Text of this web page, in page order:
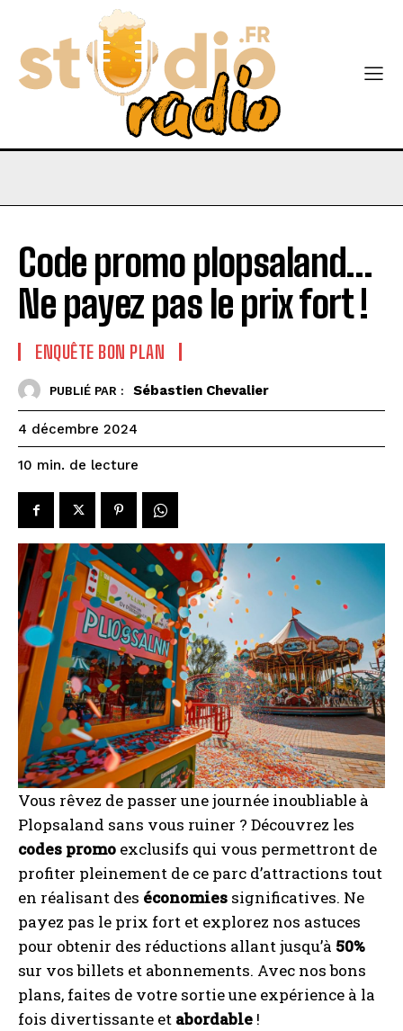
Code promo plopsaland…
Ne payez pas le prix fort !
ENQUÊTE BON PLAN
PUBLIÉ PAR : Sébastien Chevalier
4 décembre 2024
10 min. de lecture
Vous rêvez de passer une journée inoubliable à
Plopsaland sans vous ruiner ? Découvrez les
codes promo exclusifs qui vous permettront de
profiter pleinement de ce parc d’attractions tout
en réalisant des économies significatives. Ne
payez pas le prix fort et explorez nos astuces
pour obtenir des réductions allant jusqu’à 50%
sur vos billets et abonnements. Avec nos bons
plans, faites de votre sortie une expérience à la
fois divertissante et abordable !